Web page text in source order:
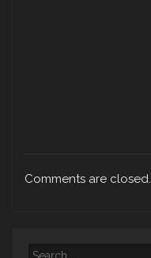
Comments are closed.
Search